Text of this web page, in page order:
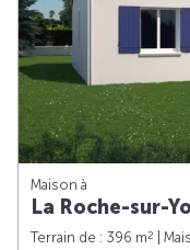
Maison à
La Roche-sur-
Terrain de : 396 m2 |